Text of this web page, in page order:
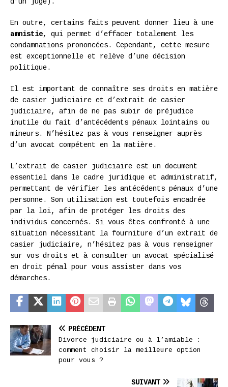
En outre, certains faits peuvent donner lieu à une
amnistie, qui permet d’effacer totalement les
condamnations prononcées. Cependant, cette mesure
est exceptionnelle et relève d’une décision
politique.
Il est important de connaître ses droits en matière
de casier judiciaire et d’extrait de casier
judiciaire, afin de ne pas subir de préjudice
inutile du fait d’antécédents pénaux lointains ou
mineurs. N’hésitez pas à vous renseigner auprès
d’un avocat compétent en la matière.
L’extrait de casier judiciaire est un document
essentiel dans le cadre juridique et administratif,
permettant de vérifier les antécédents pénaux d’une
personne. Son utilisation est toutefois encadrée
par la loi, afin de protéger les droits des
individus concernés. Si vous êtes confronté à une
situation nécessitant la fourniture d’un extrait de
casier judiciaire, n’hésitez pas à vous renseigner
sur vos droits et à consulter un avocat spécialisé
en droit pénal pour vous assister dans vos
démarches.
PRÉCÉDENT
Divorce judiciaire ou à l’amiable :
comment choisir la meilleure option
pour vous ?
SUIVANT